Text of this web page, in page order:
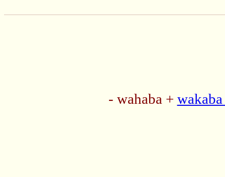
- wahaba +